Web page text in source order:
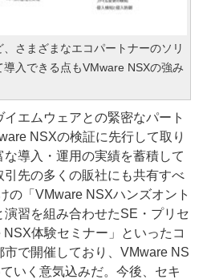
さまざまなエコパートナーのソリ
入できる点もVMware NSXの強み
エムウェアとの緊密なパート
NSXの検証に先行して取り
導入・運用の実績を蓄積して
先の多くの販社にも共有すべ
の「VMware NSXハンズオント
演習を組み合わせたSE・プリセ
体験セミナー」といったコ
で開催しており、VMware NS
いく意気込みだ。今後、セキ